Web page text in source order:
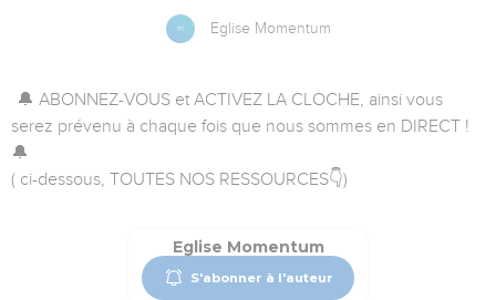
Eglise Momentum
🔔 ABONNEZ-VOUS et ACTIVEZ LA CLOCHE, ainsi vous
serez prévenu à chaque fois que nous sommes en DIRECT !
🔔
( ci-dessous, TOUTES NOS RESSOURCES👇)
Eglise Momentum
S'abonner à l'auteur